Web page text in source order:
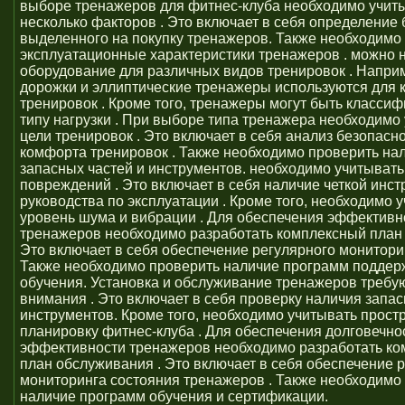
выборе тренажеров для фитнес-клуба необходимо
несколько факторов . Это включает в себя определение
выделенного на покупку тренажеров. Также необходимо
эксплуатационные характеристики тренажеров . можно
оборудование для различных видов тренировок .
дорожки и эллиптические тренажеры используются для
тренировок . Кроме того, тренажеры могут быть
типу нагрузки . При выборе типа тренажера необходимо
цели тренировок . Это включает в себя анализ
комфорта тренировок . Также необходимо проверить
запасных частей и инструментов. необходимо
повреждений . Это включает в себя наличие четкой
руководства по эксплуатации . Кроме того, необходимо
уровень шума и вибрации . Для обеспечения
тренажеров необходимо разработать комплексный план
Это включает в себя обеспечение регулярного
Также необходимо проверить наличие программ
обучения. Установка и обслуживание тренажеров
внимания . Это включает в себя проверку наличия
инструментов. Кроме того, необходимо учитывать
планировку фитнес-клуба . Для обеспечения
эффективности тренажеров необходимо разработать
план обслуживания . Это включает в себя обеспечение
мониторинга состояния тренажеров . Также необходимо
наличие программ обучения и сертификации.